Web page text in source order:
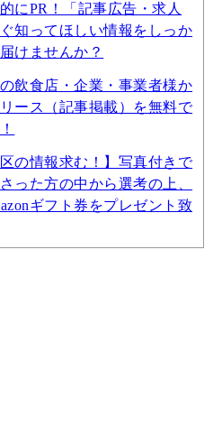
にPR！「記事広告・求人
知ってほしい情報をしっか
けませんか？
飲食店・企業・事業者様か
ース（記事掲載）を無料で
区の情報求む！】写真付きで
った方の中から選考の上、
ギフト券をプレゼント致